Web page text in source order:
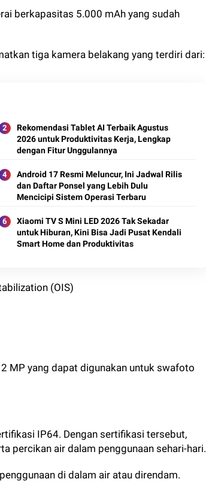
berkapasitas 5.000 mAh yang sudah
tiga kamera belakang yang terdiri dari:
Rekomendasi Tablet AI Terbaik Agustus
2026 untuk Produktivitas Kerja, Lengkap
dengan Fitur Unggulannya
Android 17 Resmi Meluncur, Ini Jadwal Rilis
dan Daftar Ponsel yang Lebih Dulu
Mencicipi Sistem Operasi Terbaru
Xiaomi TV S Mini LED 2026 Tak Sekadar
untuk Hiburan, Kini Bisa Jadi Pusat Kendali
Smart Home dan Produktivitas
(OIS)
MP yang dapat digunakan untuk swafoto
IP64. Dengan sertifikasi tersebut,
percikan air dalam penggunaan sehari-hari.
di dalam air atau direndam.